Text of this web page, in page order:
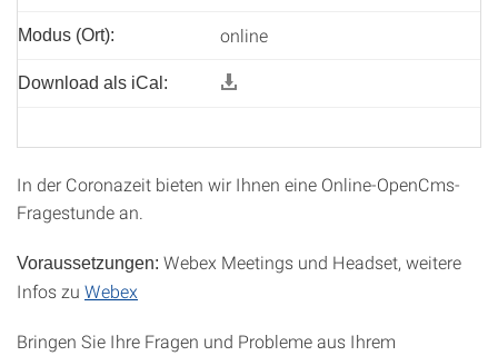
Modus (Ort): online
Download als iCal:
In der Coronazeit bieten wir Ihnen eine Online-OpenCms-
Fragestunde an.
Voraussetzungen: Webex Meetings und Headset, weitere
Infos zu Webex
Bringen Sie Ihre Fragen und Probleme aus Ihrem